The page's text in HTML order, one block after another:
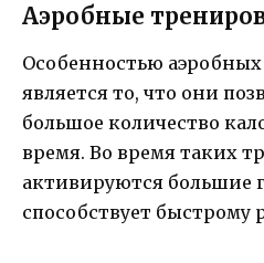
Аэробные
Особенностью
является то, что они
большое количество
время. Во время таких
активируются большие
способствует быстрому